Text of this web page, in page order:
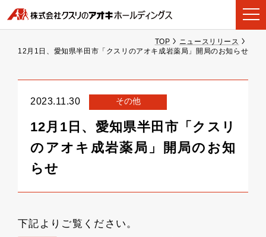
TOP
ニュースリリース
12月1日、愛知県半田市「クスリのアオキ成岩薬局」開局のお知らせ
2023.11.30 その他
12月1日、愛知県半田市「クスリ
のアオキ成岩薬局」開局のお知
らせ
下記よりご覧ください。